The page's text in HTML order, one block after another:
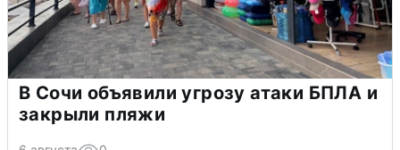
В Сочи объявили угрозу атаки БПЛА и
закрыли пляжи